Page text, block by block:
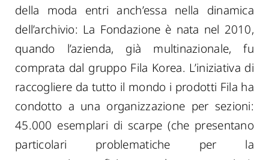
della moda entri anch’essa nella dinamica
dell’archivio: La Fondazione è nata nel 2010,
quando l’azienda, già multinazionale, fu
comprata dal gruppo Fila Korea. L’iniziativa di
raccogliere da tutto il mondo i prodotti Fila ha
condotto a una organizzazione per sezioni:
45.000 esemplari di scarpe (che presentano
particolari problematiche per la